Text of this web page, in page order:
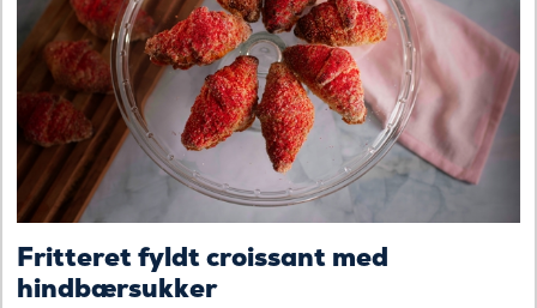
Fritteret fyldt croissant med
hindbærsukker